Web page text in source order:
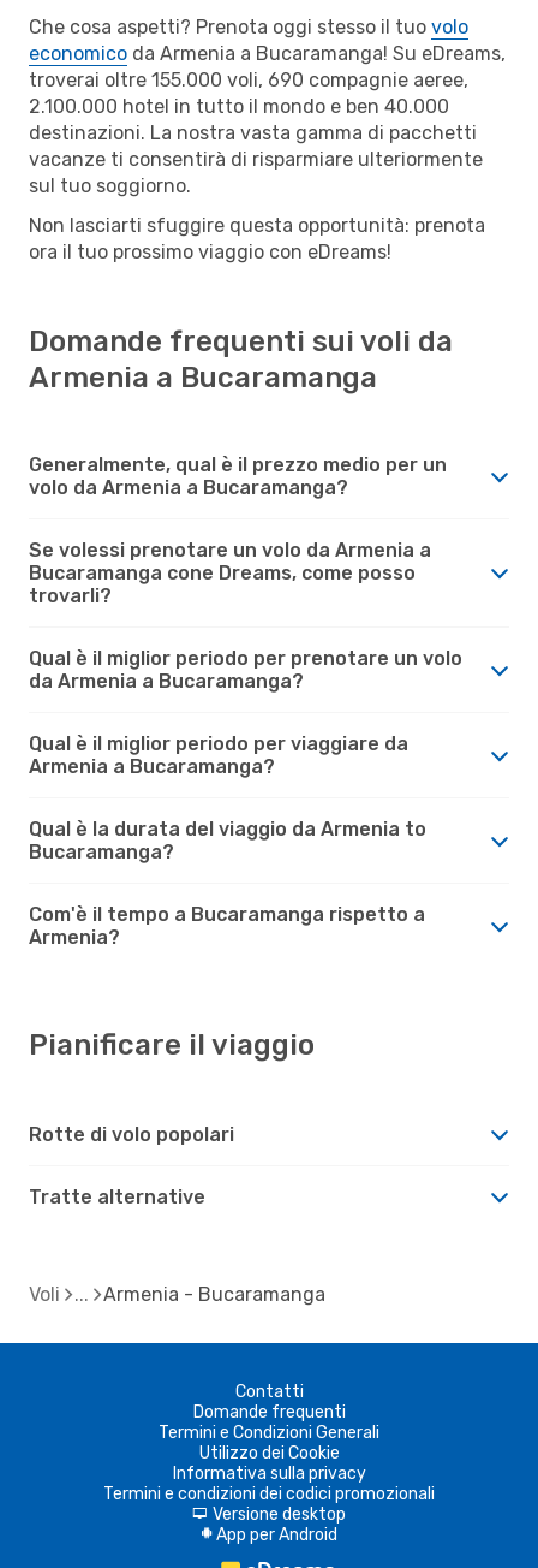
Che cosa aspetti? Prenota oggi stesso il tuo volo
economico da Armenia a Bucaramanga! Su eDreams,
troverai oltre 155.000 voli, 690 compagnie aeree,
2.100.000 hotel in tutto il mondo e ben 40.000
destinazioni. La nostra vasta gamma di pacchetti
vacanze ti consentirà di risparmiare ulteriormente
sul tuo soggiorno.
Non lasciarti sfuggire questa opportunità: prenota
ora il tuo prossimo viaggio con eDreams!
Domande frequenti sui voli da
Armenia a Bucaramanga
Generalmente, qual è il prezzo medio per un
volo da Armenia a Bucaramanga?
Se volessi prenotare un volo da Armenia a
Bucaramanga cone Dreams, come posso
trovarli?
Qual è il miglior periodo per prenotare un volo
da Armenia a Bucaramanga?
Qual è il miglior periodo per viaggiare da
Armenia a Bucaramanga?
Qual è la durata del viaggio da Armenia to
Bucaramanga?
Com'è il tempo a Bucaramanga rispetto a
Armenia?
Pianificare il viaggio
Rotte di volo popolari
Tratte alternative
Voli Armenia - Bucaramanga
Contatti
Domande frequenti
Termini e Condizioni Generali
Utilizzo dei Cookie
Informativa sulla privacy
Termini e condizioni dei codici promozionali
d Versione desktop
A App per Android